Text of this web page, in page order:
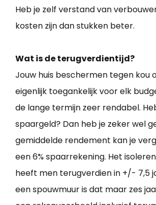
Heb je zelf verstand van
kosten zijn dan stukken beter.
Wat is de terugverdientijd?
Jouw huis beschermen tegen kou
eigenlijk toegankelijk voor elk
de lange termijn zeer rendabel.
spaargeld? Dan heb je zeker wel
gemiddelde rendement kan je
een 6% spaarrekening. Het
heeft men terugverdien in +/- 7,5
een spouwmuur is dat maar zes